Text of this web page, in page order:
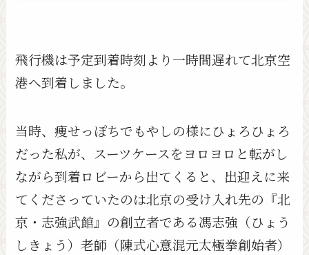
飛行機は予定到着時刻より一時間遅れて北京空
港へ到着しました。
当時、痩せっぽちでもやしの様にひょろひょろ
だった私が、スーツケースをヨロヨロと転がし
ながら到着ロビーから出てくると、出迎えに来
てくださっていたのは北京の受け入れ先の『北
京・志強武館』の創立者である馮志強（ひょう
しきょう）老師（陳式心意混元太極拳創始者）